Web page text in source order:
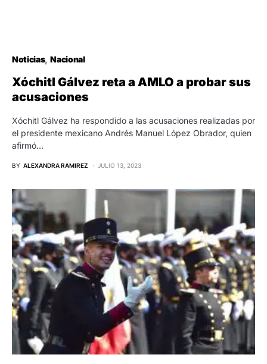
Noticias Nacional
Xóchitl Gálvez reta a AMLO a probar sus
acusaciones
Xóchitl Gálvez ha respondido a las acusaciones realizadas por
el presidente mexicano Andrés Manuel López Obrador, quien
afirmó…
BY ALEXANDRA RAMIREZ JULIO 13, 2023